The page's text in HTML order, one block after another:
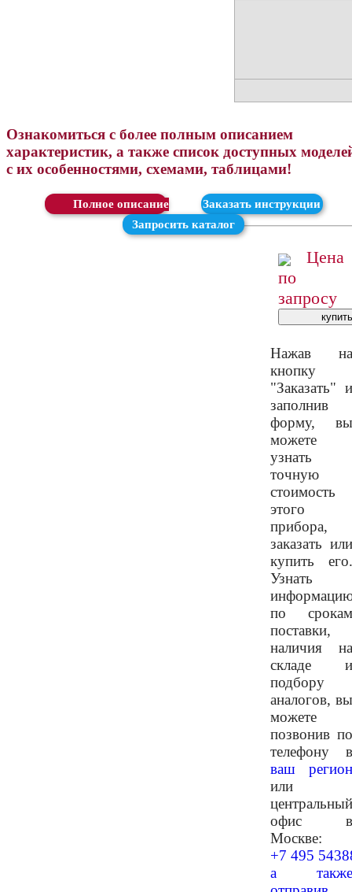
Ознакомиться с более полным описанием
характеристик, а также список доступных
с их особенностями, схемами, таблицами!
Скачать
Заказать инструкции
Запросить каталог
Цена
по
запросу
Нажав на
кнопку
"Заказать" и
заполнив
форму, вы
можете
узнать
точную
стоимость
этого
прибора,
заказать или
купить его.
Узнать
по срокам
поставки,
наличия на
складе и
подбору
аналогов, вы
можете
позвонив по
телефону в
ваш регион
или
центральный
офис в
Москве:
+7 495
а также